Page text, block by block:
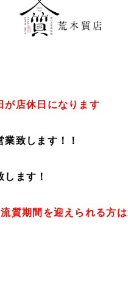
が店休日になります
致します！！
ます！
質期間を迎えられる方